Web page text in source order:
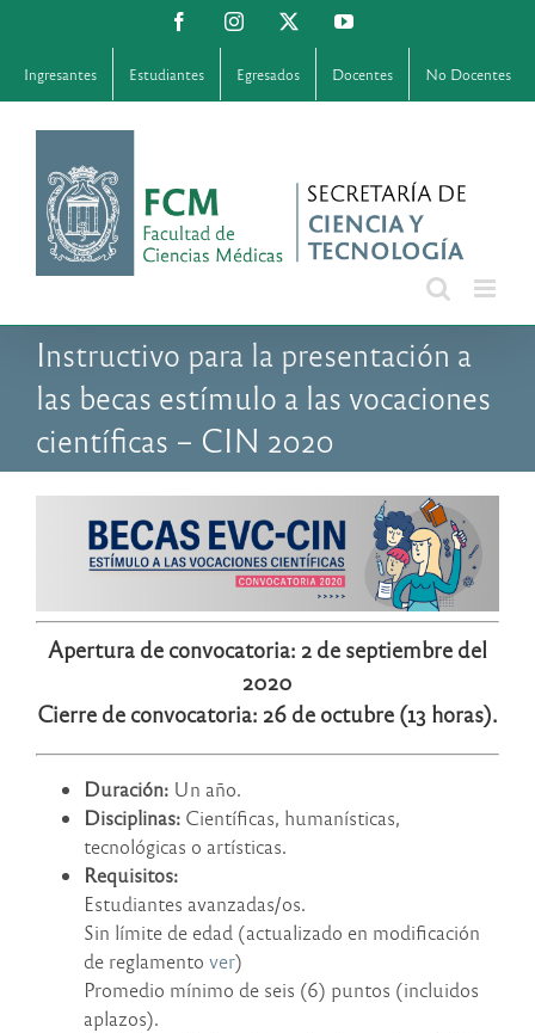
contenido
FacebookInstagram YouTube
Ingresantes Estudiantes Egresados Docentes No Docentes
Instructivo para la presentación a
las becas estímulo a las vocaciones
científicas – CIN 2020
Apertura de convocatoria: 2 de septiembre del
2020
Cierre de convocatoria: 26 de octubre (13 horas).
Duración: Un año.
Disciplinas: Científicas, humanísticas,
tecnológicas o artísticas.
Requisitos:
Estudiantes avanzadas/os.
Sin límite de edad (actualizado en modificación
de reglamento ver)
Promedio mínimo de seis (6) puntos (incluidos
aplazos).